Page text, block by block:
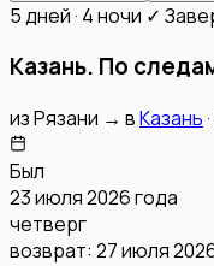
5 дней · 4 ночи ✓
Казань. По
изРязани → вКазань·
Был
23 июля 2026 года
четверг
возврат: 27 июля